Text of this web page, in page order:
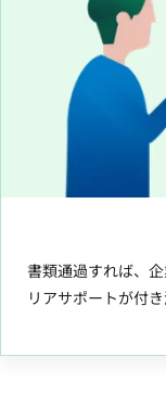
書類通過すれば、
リアサポートが付き